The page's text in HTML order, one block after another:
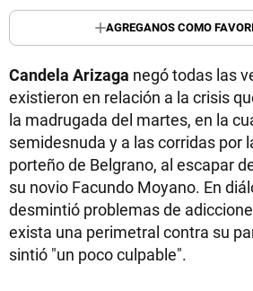
AGREGANOS COMO
Candela Arizaga negó todas las
existieron en relación a la crisis
la madrugada del martes, en la
semidesnuda y a las corridas por
porteño de Belgrano, al escapar
su novio Facundo Moyano. En
desmintió problemas de
exista una perimetral contra su
sintió "un poco culpable".